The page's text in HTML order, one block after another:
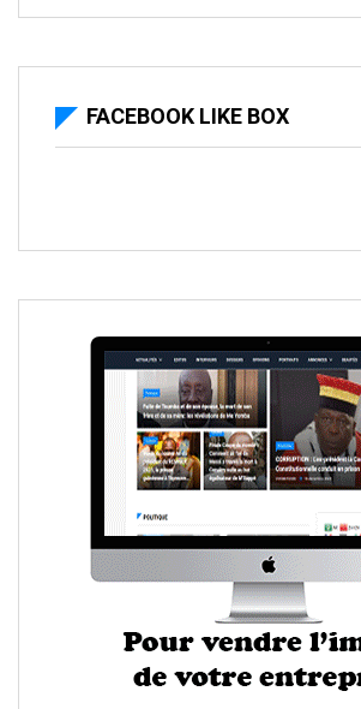
FACEBOOK LIKE BOX